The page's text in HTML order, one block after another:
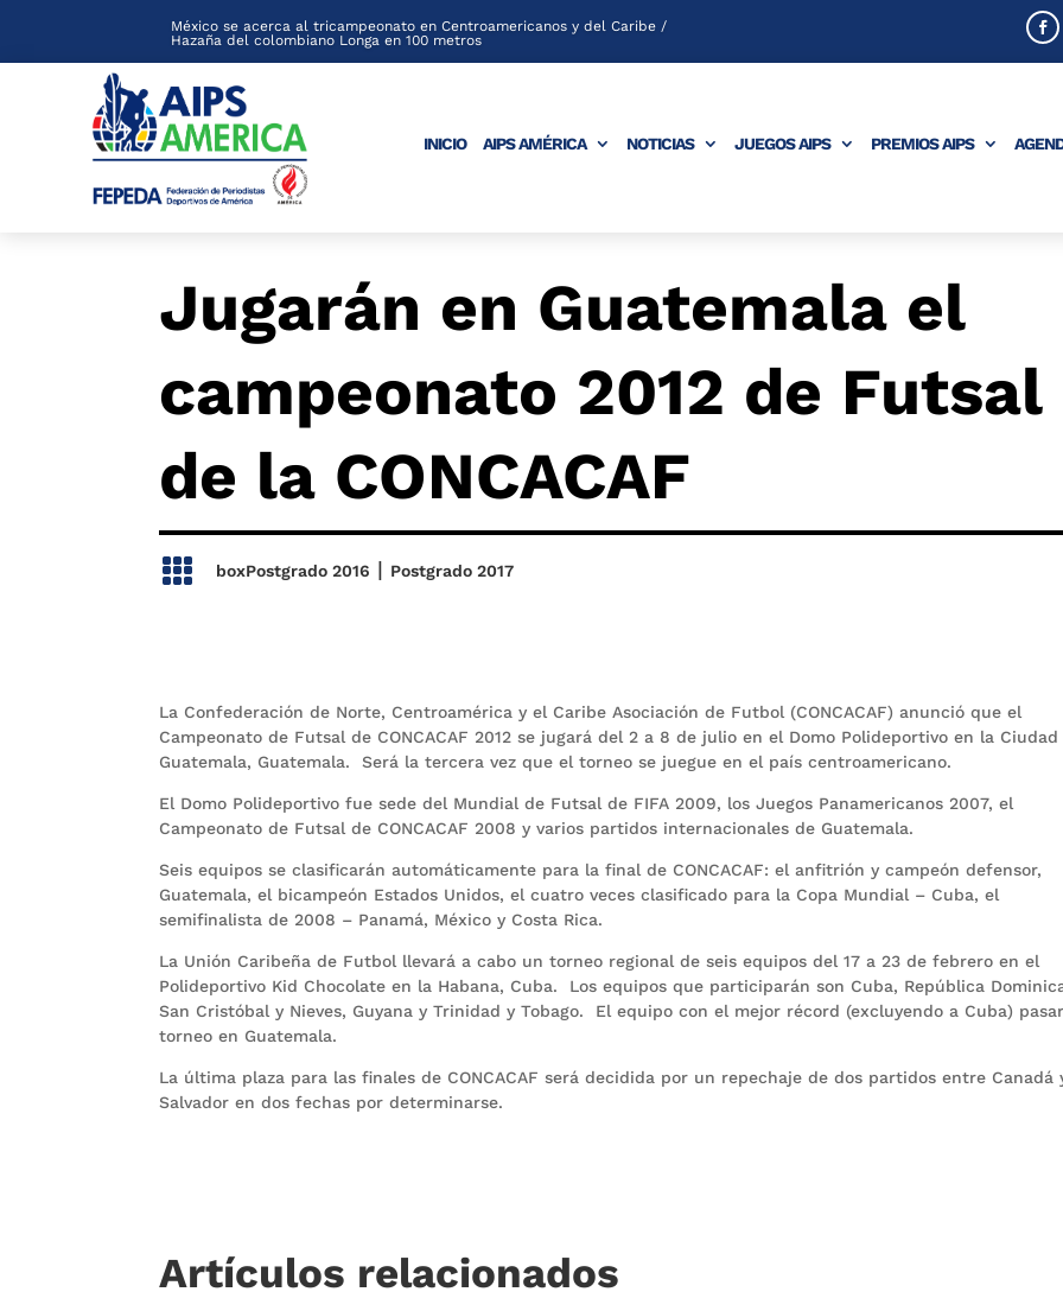
México se acerca al tricampeonato en Centroamericanos y del Caribe /
Hazaña del colombiano Longa en 100 metros
INICIO AIPS AMÉRICA NOTICIAS JUEGOS AIPS PREMIOS AIPS
Jugarán en Guatemala el
campeonato 2012 de Futsal
de la CONCACAF
 boxPostgrado 2016 | Postgrado 2017
La Confederación de Norte, Centroamérica y el Caribe Asociación de Futbol (CONCACAF) anunció que el
Campeonato de Futsal de CONCACAF 2012 se jugará del 2 a 8 de julio en el Domo Polideportivo en la Ciudad
Guatemala, Guatemala. Será la tercera vez que el torneo se juegue en el país centroamericano.
El Domo Polideportivo fue sede del Mundial de Futsal de FIFA 2009, los Juegos Panamericanos 2007, el
Campeonato de Futsal de CONCACAF 2008 y varios partidos internacionales de Guatemala.
Seis equipos se clasificarán automáticamente para la final de CONCACAF: el anfitrión y campeón defensor,
Guatemala, el bicampeón Estados Unidos, el cuatro veces clasificado para la Copa Mundial – Cuba, el
semifinalista de 2008 – Panamá, México y Costa Rica.
La Unión Caribeña de Futbol llevará a cabo un torneo regional de seis equipos del 17 a 23 de febrero en el
Polideportivo Kid Chocolate en la Habana, Cuba. Los equipos que participarán son Cuba, República
San Cristóbal y Nieves, Guyana y Trinidad y Tobago. El equipo con el mejor récord (excluyendo a Cuba)
torneo en Guatemala.
La última plaza para las finales de CONCACAF será decidida por un repechaje de dos partidos entre Canadá
Salvador en dos fechas por determinarse.
Artículos relacionados